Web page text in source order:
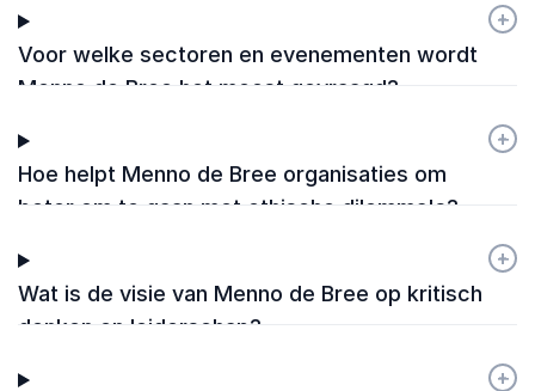
Voor welke sectoren en evenementen wordt
Menno de Bree het meest gevraagd?
+
-
Hoe helpt Menno de Bree organisaties om
beter om te gaan met ethische dilemma's?
+
-
Wat is de visie van Menno de Bree op kritisch
denken en leiderschap?
+
-
+
-